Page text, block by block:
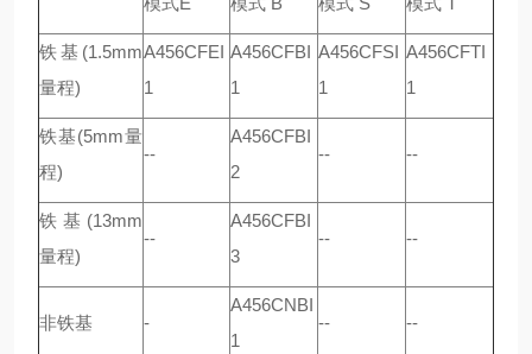
铁基(1.5mm
量程)
A456CFEI
1
A456CFBI
1
A456CFSI
1
A456CFTI
1
铁基(5mm量
程)
--
A456CFBI
2
-- --
铁基(13mm
量程)
--
A456CFBI
3
-- --
非铁基 -
A456CNBI
1
-- --